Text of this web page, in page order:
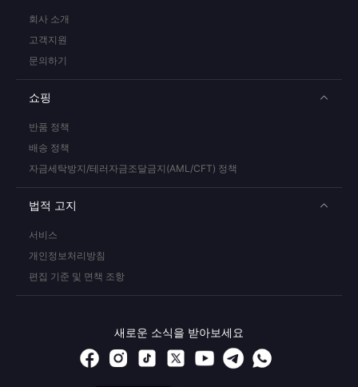
회사 소개
고객지원
문의하기
쇼핑
반품 정책
배송 정책
자금세탁방지/테러자금조달금지(AML/CFT) 정책
법적 고지
서비스
개인정보처리방침
편집 기준 및 면책 조항
새로운 소식을 받아보세요